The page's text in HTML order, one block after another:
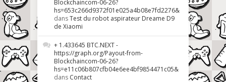
Blockchaincom-06-26?
hs=653c266d9372f01e025a4b08e7fd2276&
dansTest du robot aspirateur Dreame D9
de Xiaomi
+ 1.433645 BTC.NEXT -
https://graph.org/Payout-from-
Blockchaincom-06-26?
hs=e11c06b807cfb04e6ee4bf9854471c05&
dans Contact